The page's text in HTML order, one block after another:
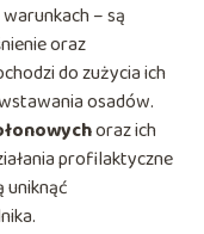
– są
oraz
do zużycia ich
osadów.
oraz ich
profilaktyczne
uniknąć